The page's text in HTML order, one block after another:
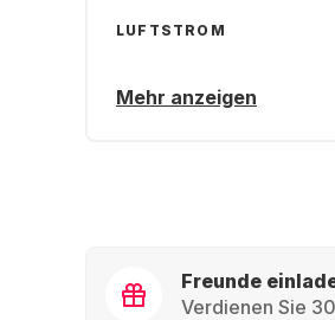
LUFTSTROM
Mehr anzeigen
Freunde
Verdienen Sie